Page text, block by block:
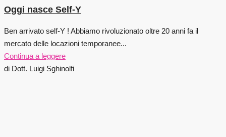
Oggi nasce Self-Y
Ben arrivato self-Y ! Abbiamo rivoluzionato oltre 20 anni fa il
mercato delle locazioni temporanee...
Continua a leggere
di Dott. Luigi Sghinolfi